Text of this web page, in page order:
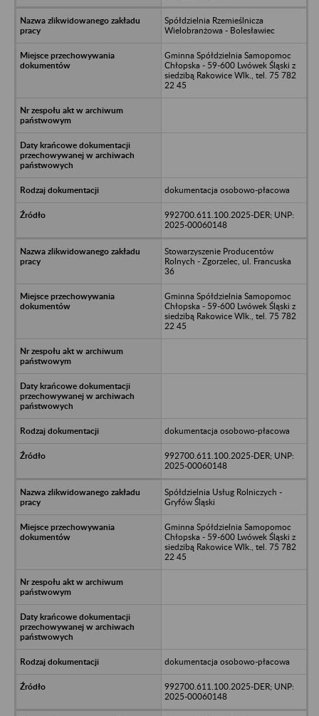
Spółdzielnia Rzemieślnicza
Wielobranżowa - Bolesławiec
Gminna Spółdzielnia Samopomoc
Chłopska - 59-600 Lwówek Śląski z
siedzibą Rakowice Wlk., tel. 75 782
22 45
dokumentacja osobowo-płacowa
992700.611.100.2025-DER; UNP:
2025-00060148
Stowarzyszenie Producentów
Rolnych - Zgorzelec, ul. Francuska
36
Gminna Spółdzielnia Samopomoc
Chłopska - 59-600 Lwówek Śląski z
siedzibą Rakowice Wlk., tel. 75 782
22 45
dokumentacja osobowo-płacowa
992700.611.100.2025-DER; UNP:
2025-00060148
Spółdzielnia Usług Rolniczych -
Gryfów Śląski
Gminna Spółdzielnia Samopomoc
Chłopska - 59-600 Lwówek Śląski z
siedzibą Rakowice Wlk., tel. 75 782
22 45
dokumentacja osobowo-płacowa
992700.611.100.2025-DER; UNP:
2025-00060148